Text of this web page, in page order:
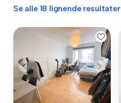
Se alle 18 lignende resultater